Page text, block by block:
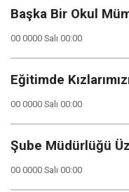
Başka Bir Okul
00 0000 Salı 00:00
Eğitimde
00 0000 Salı 00:00
Şube Müdürlüğü
00 0000 Salı 00:00